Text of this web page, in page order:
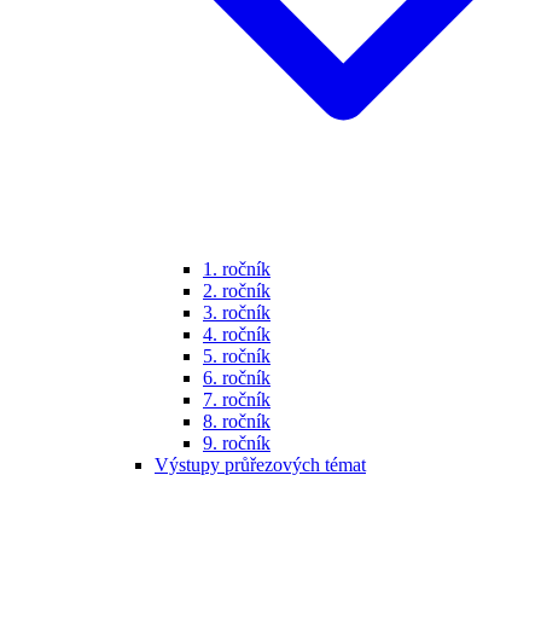
1. ročník
2. ročník
3. ročník
4. ročník
5. ročník
6. ročník
7. ročník
8. ročník
9. ročník
Výstupy průřezových témat